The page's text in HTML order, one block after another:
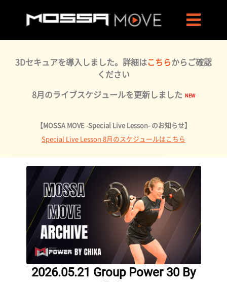
3Dセキュアを導入しました。詳細はこちらからご確認
ください
8月のライブスケジュールを更新しました
【MOSSA MOVE -Special Live Lesson- のお知らせ】
Special Live Lesson 8月のスケジュールはこちら
2026.05.21 Group Power 30 By